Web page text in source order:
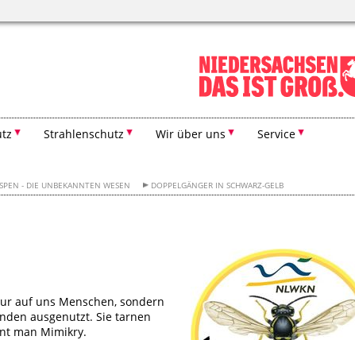
Strahlenschutz Wir über uns Service
- DIE UNBEKANNTEN WESEN DOPPELGÄNGER IN SCHWARZ-GELB
auf uns Menschen, sondern
ausgenutzt. Sie tarnen
man Mimikry.